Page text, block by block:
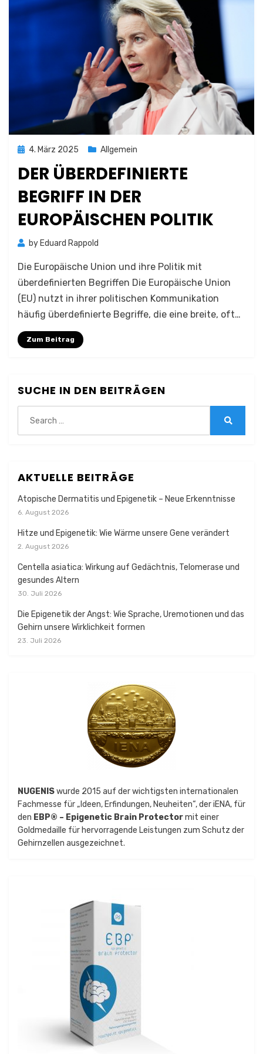
Posted
4. März 2025 Allgemein
DER ÜBERDEFINIERTE
BEGRIFF IN DER
EUROPÄISCHEN POLITIK
by Eduard Rappold
Die Europäische Union und ihre Politik mit
überdefinierten Begriffen Die Europäische Union
(EU) nutzt in ihrer politischen Kommunikation
häufig überdefinierte Begriffe, die eine breite, oft…
Zum Beitrag
SUCHE IN DEN BEITRÄGEN
for:
AKTUELLE BEITRÄGE
Atopische Dermatitis und Epigenetik – Neue Erkenntnisse
6. August 2026
Hitze und Epigenetik: Wie Wärme unsere Gene verändert
2. August 2026
Centella asiatica: Wirkung auf Gedächtnis, Telomerase und
gesundes Altern
30. Juli 2026
Die Epigenetik der Angst: Wie Sprache, Uremotionen und das
Gehirn unsere Wirklichkeit formen
23. Juli 2026
NUGENISwurde 2015 auf der wichtigsten internationalen
Fachmesse für „Ideen, Erfindungen, Neuheiten“, der iENA, für
den EBP® – Epigenetic Brain Protectormit einer
Goldmedaille für hervorragende Leistungen zum Schutz der
Gehirnzellen ausgezeichnet.